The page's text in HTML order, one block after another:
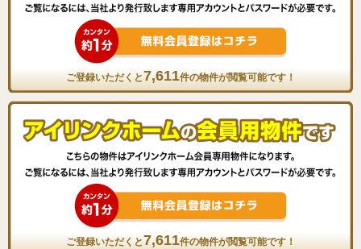
ご登録いただくと7,611件の物件が閲覧可能です！
ご登録いただくと7,611件の物件が閲覧可能です！